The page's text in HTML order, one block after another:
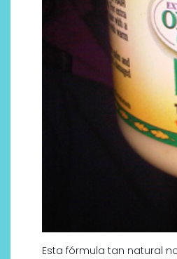
Esta fórmula tan natural